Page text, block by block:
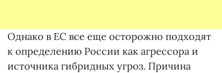
Однако в ЕС все еще осторожно подходят
к определению России как агрессора и
источника гибридных угроз. Причина